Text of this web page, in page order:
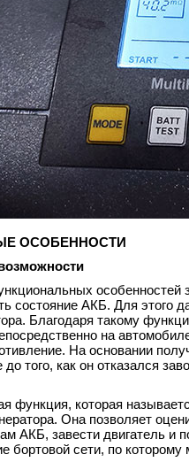
ОСОБЕННОСТИ
особенностей
состояние АКБ. Для этого
Благодаря такому
на
На основании
того, как он отказался
функция, которая
Она позволяет
АКБ, завести двигатель и
бортовой сети, по